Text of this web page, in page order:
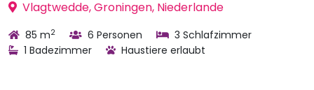
Vlagtwedde, Groningen, Niederlande
85 m2 6 Personen
3 Schlafzimmer
1 Badezimmer
Haustiere erlaubt